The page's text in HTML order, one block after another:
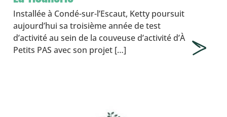
Installée à Condé-sur-l’Escaut, Ketty poursuit
aujourd’hui sa troisième année de test
d’activité au sein de la couveuse d’activité d’À
Petits PAS avec son projet […]